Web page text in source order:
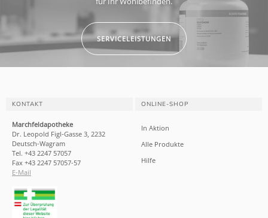
SERVICELEISTUNGEN
KONTAKT
Marchfeldapotheke
Dr. Leopold Figl-Gasse 3, 2232
Deutsch-Wagram
Tel. +43 2247 57057
Fax +43 2247 57057-57
E-Mail
ONLINE-SHOP
In Aktion
Alle Produkte
Hilfe